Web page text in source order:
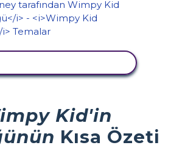
Kid'in
Kısa Özeti